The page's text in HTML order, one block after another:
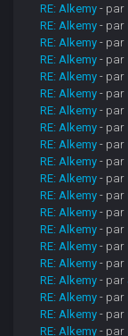
RE: Alkemy - par
RE: Alkemy - par
RE: Alkemy - par
RE: Alkemy - par
RE: Alkemy - par
RE: Alkemy - par
RE: Alkemy - par
RE: Alkemy - par
RE: Alkemy - par
RE: Alkemy - par
RE: Alkemy - par
RE: Alkemy - par
RE: Alkemy - par
RE: Alkemy - par
RE: Alkemy - par
RE: Alkemy - par
RE: Alkemy - par
RE: Alkemy - par
RE: Alkemy - par
RE: Alkemy - par